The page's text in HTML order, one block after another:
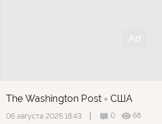
The Washington Post США
06 августа 2026 18:43 0
68